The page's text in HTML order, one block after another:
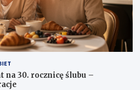
na 30. rocznicę ślubu –